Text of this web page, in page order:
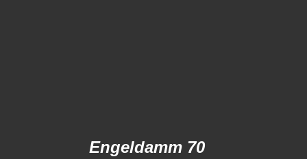
Engeldamm 70